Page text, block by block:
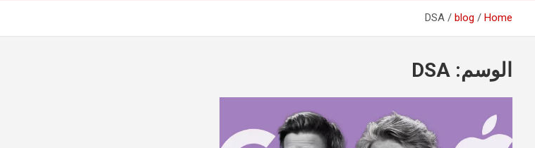
Home
blog
DSA
الوسم: DSA